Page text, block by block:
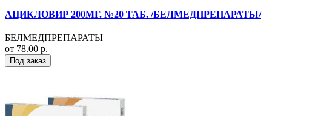
АЦИКЛОВИР 200МГ. №20 ТАБ. /БЕЛМЕДПРЕПАРАТЫ/
БЕЛМЕДПРЕПАРАТЫ
от 78.00 р.
Под заказ